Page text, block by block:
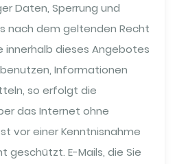
Daten, Sperrung und
nach dem geltenden Recht
innerhalb dieses Angebotes
Informationen
so erfolgt die
das Internet ohne
vor einer Kenntnisnahme
geschützt. E-Mails, die Sie